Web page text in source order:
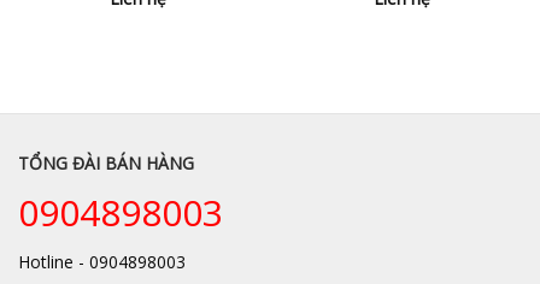
TỔNG ĐÀI BÁN HÀNG
0904898003
Hotline - 0904898003